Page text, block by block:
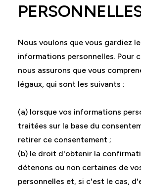
Nous voulons que vous gardiez
informations personnelles. Pour
nous assurons que vous
légaux, qui sont les suivants :
(a) lorsque vos informations
traitées sur la base du
retirer ce consentement ;
(b) le droit d'obtenir la
détenons ou non certaines de
personnelles et, si c'est le cas,